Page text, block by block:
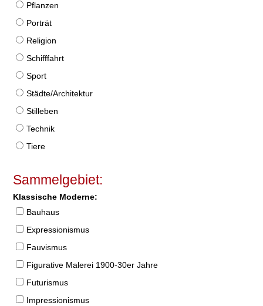
Pflanzen
Porträt
Religion
Schifffahrt
Sport
Städte/Architektur
Stilleben
Technik
Tiere
Sammelgebiet:
Klassische Moderne:
Bauhaus
Expressionismus
Fauvismus
Figurative Malerei 1900-30er Jahre
Futurismus
Impressionismus